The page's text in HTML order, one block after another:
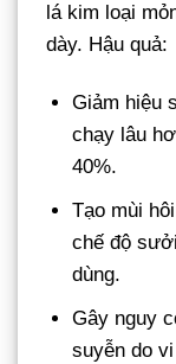
lá kim loại
dày. Hậu quả:
Giảm hiệu
chạy lâu
40%.
Tạo mùi
chế độ
dùng.
Gây nguy
suyễn do